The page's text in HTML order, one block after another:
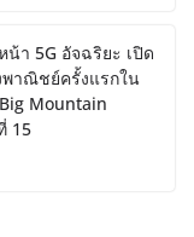
น้า 5G อัจฉริยะ เปิด
พาณิชย์ครั้งแรกใน
Mountain
15